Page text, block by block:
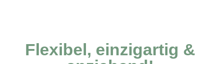
Flexibel, einzigartig &